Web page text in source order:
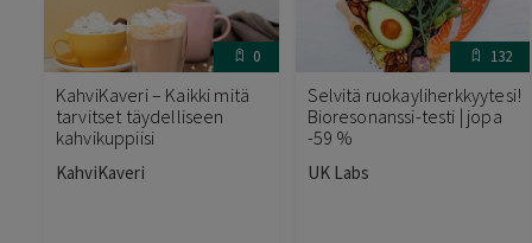
0
KahviKaveri – Kaikki mitä
tarvitset täydelliseen
kahvikuppiisi
KahviKaveri
132
Selvitä ruokayliherkkyytesi!
Bioresonanssi-testi | jopa
-59 %
UK Labs